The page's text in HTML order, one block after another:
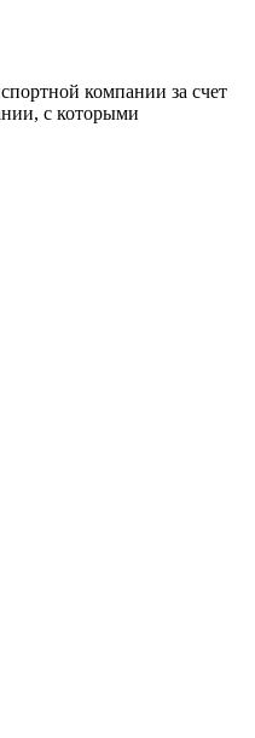
компании за счет
с которыми